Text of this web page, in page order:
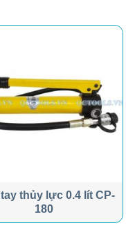
thủy lực 0.4 lít CP-
180